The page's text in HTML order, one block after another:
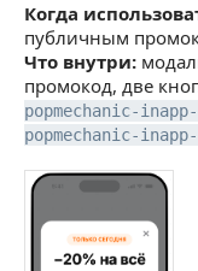
Когда
публичным
Что внутри:
промокод, две
popmechanic-
popmechanic-